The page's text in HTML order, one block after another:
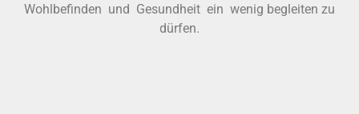
Wohlbefinden und Gesundheit ein wenig begleiten zu
dürfen.